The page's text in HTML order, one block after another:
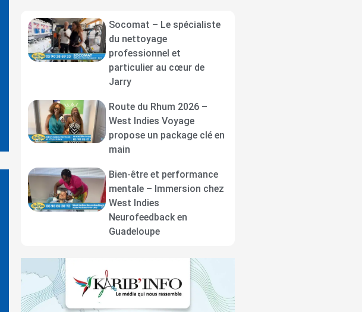
Socomat – Le spécialiste
du nettoyage
professionnel et
particulier au cœur de
Jarry
Route du Rhum 2026 –
West Indies Voyage
propose un package clé en
main
Bien-être et performance
mentale – Immersion chez
West Indies
Neurofeedback en
Guadeloupe